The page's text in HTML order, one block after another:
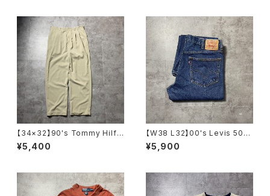
【34×32】90's Tommy Hilfi
ger トミーヒルフィガー ジッパ
ーフライ 2タック ベージュ
¥5,400
【W38 L32】00's Levis 505
リーバイス ジッパーフライ ス
トレート 濃紺 デニムパン
¥5,900